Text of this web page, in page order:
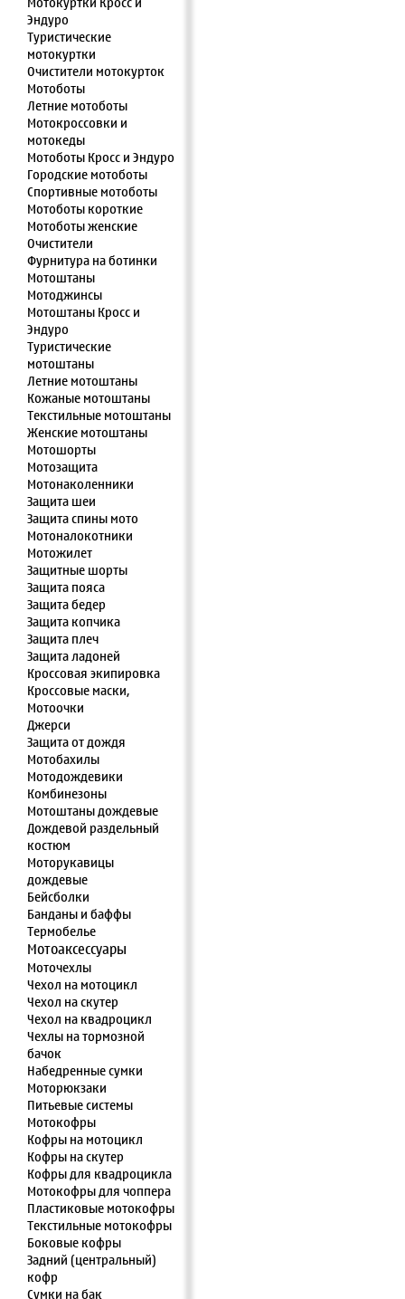
Эндуро
Туристические
мотокуртки
Очистители мотокурток
Мотоботы
Летние мотоботы
Мотокроссовки и
мотокеды
Мотоботы Кросс и Эндуро
Городские мотоботы
Спортивные мотоботы
Мотоботы короткие
Мотоботы женские
Очистители
Фурнитура на ботинки
Мотоштаны
Мотоджинсы
Мотоштаны Кросс и
Эндуро
Туристические
мотоштаны
Летние мотоштаны
Кожаные мотоштаны
Текстильные мотоштаны
Женские мотоштаны
Мотошорты
Мотозащита
Мотонаколенники
Защита шеи
Защита спины мото
Мотоналокотники
Мотожилет
Защитные шорты
Защита пояса
Защита бедер
Защита копчика
Защита плеч
Защита ладоней
Кроссовая экипировка
Кроссовые маски,
Мотоочки
Джерси
Защита от дождя
Мотобахилы
Мотодождевики
Комбинезоны
Мотоштаны дождевые
Дождевой раздельный
костюм
Моторукавицы
дождевые
Бейсболки
Банданы и баффы
Термобелье
Мотоаксессуары
Моточехлы
Чехол на мотоцикл
Чехол на скутер
Чехол на квадроцикл
Чехлы на тормозной
бачок
Набедренные сумки
Моторюкзаки
Питьевые системы
Мотокофры
Кофры на мотоцикл
Кофры на скутер
Кофры для квадроцикла
Мотокофры для чоппера
Пластиковые мотокофры
Текстильные мотокофры
Боковые кофры
Задний (центральный)
кофр